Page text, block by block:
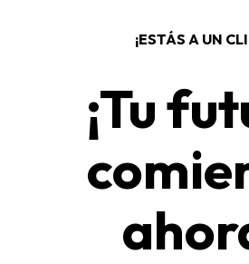
¡ESTÁS A UN
¡Tu